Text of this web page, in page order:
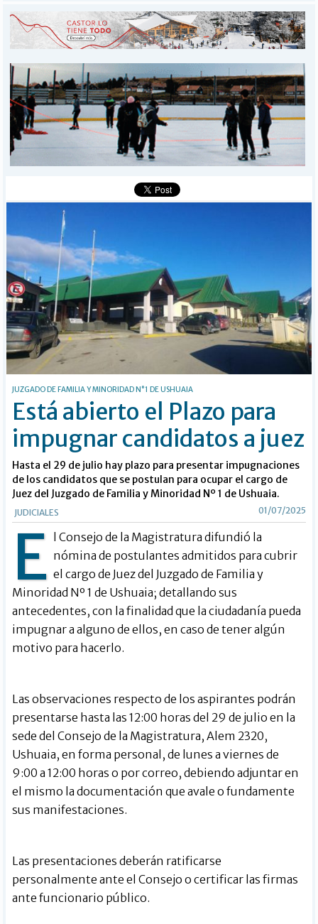
INICIO
PROVINCIALES
DEPORTES
POLICIALES
I-DIARIO
MÁS
BÚSQUEDA
JUZGADO DE FAMILIA Y MINORIDAD N°1 DE USHUAIA
Está abierto el Plazo para
impugnar candidatos a juez
Hasta el 29 de julio hay plazo para presentar impugnaciones
de los candidatos que se postulan para ocupar el cargo de
Juez del Juzgado de Familia y Minoridad Nº 1 de Ushuaia.
JUDICIALES 01/07/2025
E
l Consejo de la Magistratura difundió la
nómina de postulantes admitidos para cubrir
el cargo de Juez del Juzgado de Familia y
Minoridad Nº 1 de Ushuaia; detallando sus
antecedentes, con la finalidad que la ciudadanía pueda
impugnar a alguno de ellos, en caso de tener algún
motivo para hacerlo.
Las observaciones respecto de los aspirantes podrán
presentarse hasta las 12:00 horas del 29 de julio en la
sede del Consejo de la Magistratura, Alem 2320,
Ushuaia, en forma personal, de lunes a viernes de
9:00 a 12:00 horas o por correo, debiendo adjuntar en
el mismo la documentación que avale o fundamente
sus manifestaciones.
Las presentaciones deberán ratificarse
personalmente ante el Consejo o certificar las firmas
ante funcionario público.